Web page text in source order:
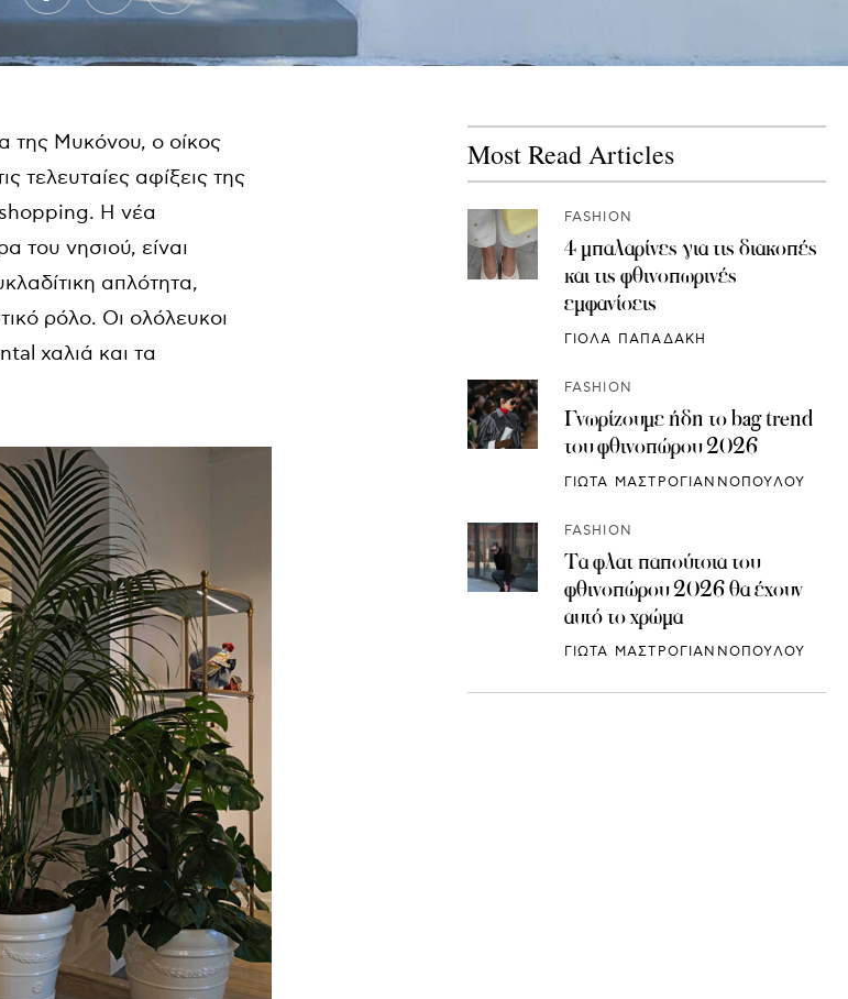
της Μυκόνου, ο οίκος
τελευταίες αφίξεις της
H νέα
του νησιού, είναι
απλότητα,
ρόλο. Οι ολόλευκοι
χαλιά και τα
Most Read Articles
FASHION
4 μπαλαρίνες για τις διακοπές
και τις φθινοπωρινές
εμφανίσεις
ΓΙΟΛΑ ΠΑΠΑΔΑΚΗ
FASHION
Γνωρίζουμε ήδη το bag trend
του φθινοπώρου 2026
ΓΙΩΤΑ ΜΑΣΤΡΟΓΙΑΝΝΟΠΟΥΛΟΥ
FASHION
Τα φλατ παπούτσια του
φθινοπώρου 2026 θα έχουν
αυτό το χρώμα
ΓΙΩΤΑ ΜΑΣΤΡΟΓΙΑΝΝΟΠΟΥΛΟΥ